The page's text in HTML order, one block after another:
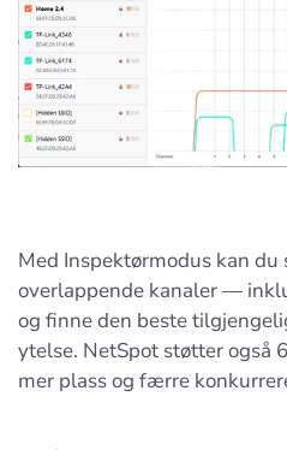
Med Inspektørmodus kan
overlappende kanaler —
og finne den beste
ytelse. NetSpot støtter også
mer plass og færre